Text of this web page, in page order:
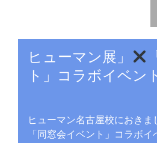
ヒューマン展」
ト」コラボイベン
ヒューマン名古屋校におきま
「同窓会イベント」コラボ